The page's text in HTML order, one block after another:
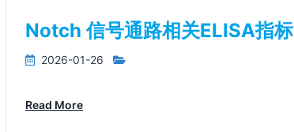
Notch 信号通路相关ELISA指标
2026-01-26
Read More